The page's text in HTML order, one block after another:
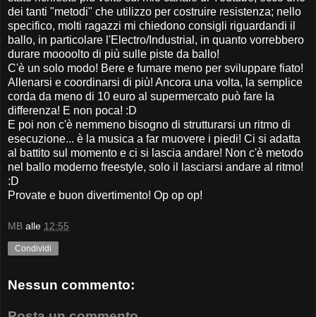
dei tanti "metodi" che utilizzo per costruire resistenza; nello
specifico, molti ragazzi mi chiedono consigli riguardandi il
ballo, in particolare l'Electro/Industrial, in quanto vorrebbero
durare moooolto di più sulle piste da ballo!
C'è un solo modo! Bere e fumare meno per sviluppare fiato!
Allenarsi e coordinarsi di più! Ancora una volta, la semplice
corda da meno di 10 euro al supermercato può fare la
differenza! E non poca! :D
E poi non c'è nemmeno bisogno di strutturarsi un ritmo di
esecuzione... è la musica a far muovere i piedi! Ci si adatta
al battito sul momento e ci si lascia andare! Non c'è metodo
nel ballo moderno freestyle, solo il lasciarsi andare al ritmo!
:D
Provate e buon divertimento! Op op op!
MB alle 12:55
Condividi
Nessun commento: